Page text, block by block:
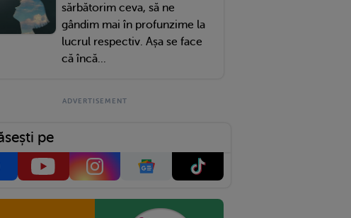
sărbătorim ceva, să ne
gândim mai în profunzime la
lucrul respectiv. Așa se face
că încă...
pe